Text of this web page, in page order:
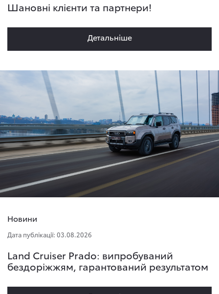
Шановні клієнти та партнери!
Детальнiше
Новини
Дата публікації: 03.08.2026
Land Cruiser Prado: випробуваний
бездоріжжям, гарантований результатом